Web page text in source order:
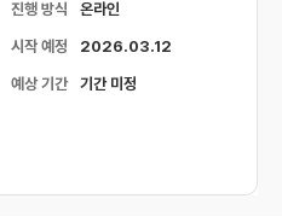
진행 방식 온라인
시작 예정 2026.03.12
예상 기간 기간 미정